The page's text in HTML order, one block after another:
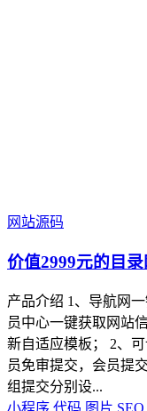
网站源码
价值2999元的目
产品介绍 1、导航网
员中心一键获取网站
新自适应模板； 2、
员免审提交，会员提
组提交分别设...
小程序 代码 图片 SEO